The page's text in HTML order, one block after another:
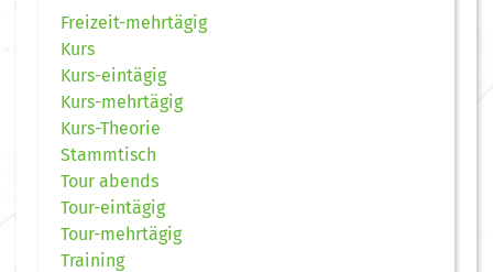
Freizeit-mehrtägig
Kurs
Kurs-eintägig
Kurs-mehrtägig
Kurs-Theorie
Stammtisch
Tour abends
Tour-eintägig
Tour-mehrtägig
Training